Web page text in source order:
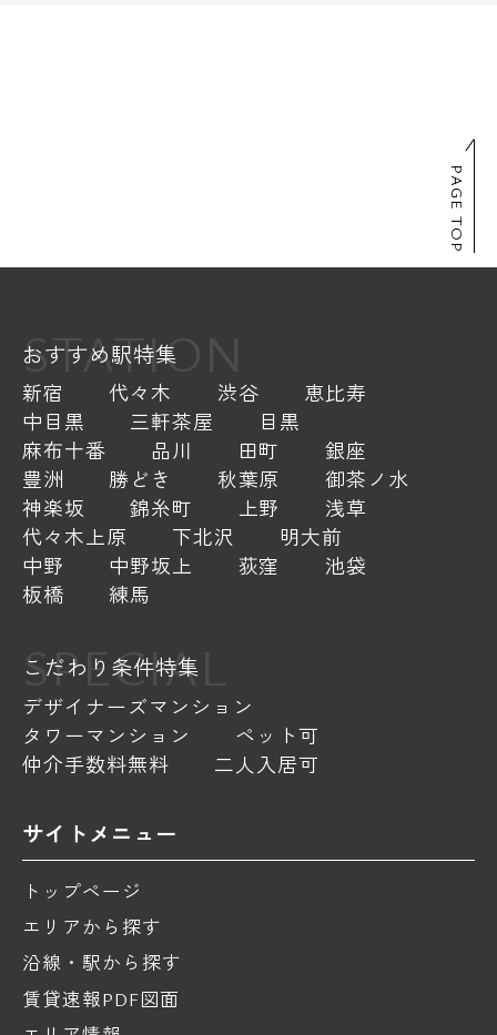
PAGE TOP
STATION
おすすめ駅特集
新宿 代々木 渋谷
恵比寿
中目黒
三軒茶屋
目黒
麻布十番
品川 田町
銀座
豊洲
勝どき 秋葉原
御茶ノ水
神楽坂
錦糸町 上野
浅草
代々木上原
下北沢
明大前
中野
中野坂上 荻窪
池袋
板橋
練馬
SPECIAL
こだわり条件特集
デザイナーズマンション
タワーマンション
ペット可
仲介手数料無料
二人入居可
サイトメニュー
トップページ
エリアから探す
沿線・駅から探す
賃貸速報PDF図面